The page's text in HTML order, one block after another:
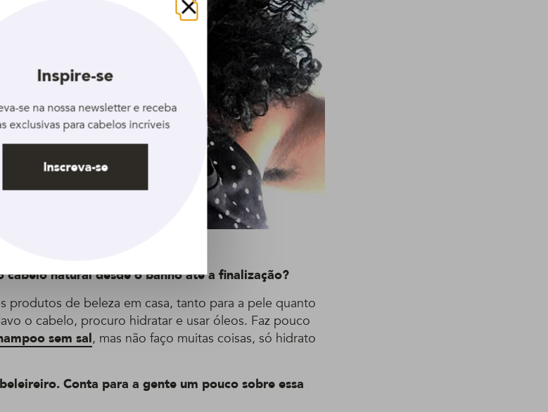
cabelo natural desde o banho até a finalização?
produtos de beleza em casa, tanto para a pele quanto
o cabelo, procuro hidratar e usar óleos. Faz pouco
sem sal, mas não faço muitas coisas, só hidrato
Conta para a gente um pouco sobre essa
Fechar
Inspire-se
se na nossa newsletter e receba
exclusivas para cabelos incríveis
Inscreva-se